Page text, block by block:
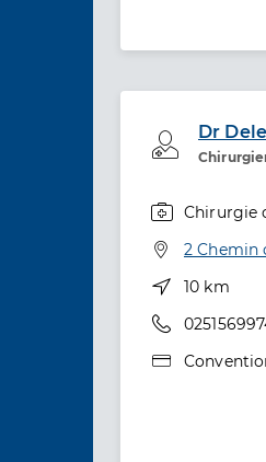
Dr
Chirurgie
Adresse
2 Chemin
Distance
10 km
Téléphone
Type de